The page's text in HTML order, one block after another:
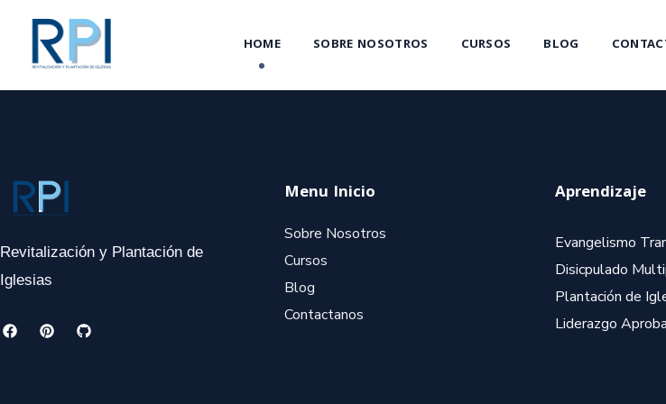
HOME SOBRE NOSOTROS CURSOS BLOG
Revitalización y Plantación de
Iglesias
Menu Inicio
Sobre Nosotros
Cursos
Blog
Contactanos
Aprendizaje
Evangelismo
Disicpulado
Plantación de
Liderazgo